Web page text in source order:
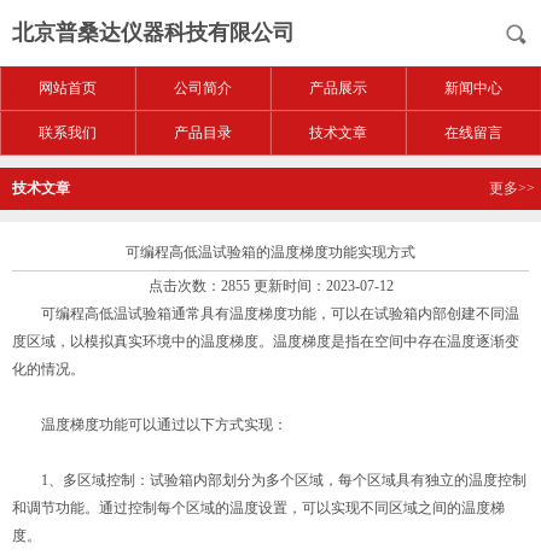
北京普桑达仪器科技有限公司
网站首页 公司简介 产品展示 新闻中心
联系我们 产品目录 技术文章 在线留言
技术文章 更多>>
可编程高低温试验箱的温度梯度功能实现方式
点击次数：2855 更新时间：2023-07-12
可编程高低温试验箱通常具有温度梯度功能，可以在试验箱内部创建不同温
度区域，以模拟真实环境中的温度梯度。温度梯度是指在空间中存在温度逐渐变
化的情况。
温度梯度功能可以通过以下方式实现：
1、多区域控制：试验箱内部划分为多个区域，每个区域具有独立的温度控制
和调节功能。通过控制每个区域的温度设置，可以实现不同区域之间的温度梯
度。